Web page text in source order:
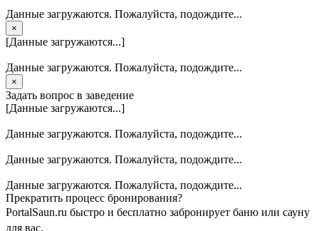
Данные загружаются. Пожалуйста, подождите...
×
[Данные загружаются...]
Данные загружаются. Пожалуйста, подождите...
×
Задать вопрос в заведение
[Данные загружаются...]
Данные загружаются. Пожалуйста, подождите...
Данные загружаются. Пожалуйста, подождите...
Данные загружаются. Пожалуйста, подождите...
Прекратить процесс бронирования?
PortalSaun.ru быстро и бесплатно забронирует баню или сауну
для вас.